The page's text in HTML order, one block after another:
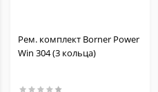
Рем. комплект Borner Power
Win 304 (3 кольца)